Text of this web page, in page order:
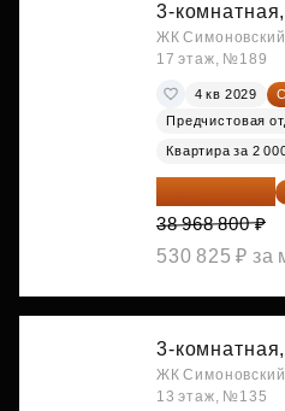
3-комнатная,
ЖК Симоновский
17 этаж, №189
4 кв 2029
Предчистовая
Квартира за 2
33 123 480 ₽
38 968 800 ₽
530 825 ₽ за
3-комнатная,
ЖК Симоновский
13 этаж, №135